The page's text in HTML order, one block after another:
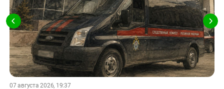
07 августа 2026, 19:37